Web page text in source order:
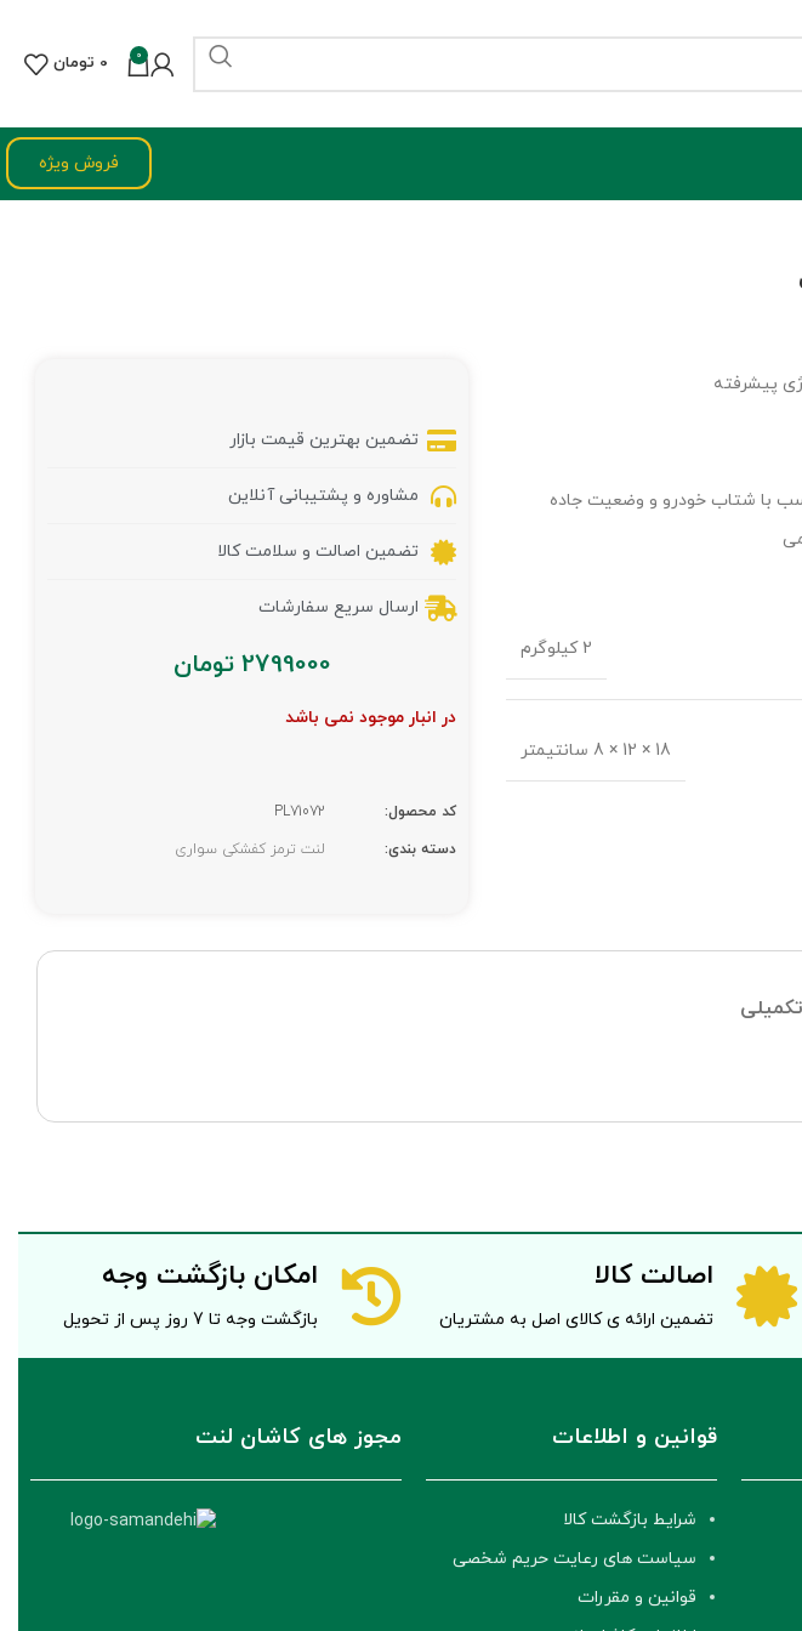
0
0 تومان
فروش ویژه
پیشرفته
با شتاب خودرو و وضعیت جاده
2 کیلوگرم
18 × 12 × 8 سانتیمتر
تضمین بهترین قیمت بازار
مشاوره و پشتیبانی آنلاین
تضمین اصالت و سلامت کالا
ارسال سریع سفارشات
2799000 تومان
در انبار موجود نمی باشد
کد محصول:
PL71072
دسته بندی:
لنت ترمز کفشکی سواری
اصالت کالا
تضمین ارائه ی کالای اصل به مشتریان
امکان بازگشت وجه
بازگشت وجه تا 7 روز پس از تحویل
قوانین و اطلاعات
شرایط بازگشت کالا
سیاست های رعایت حریم شخصی
قوانین و مقررات
مجوز های کاشان لنت